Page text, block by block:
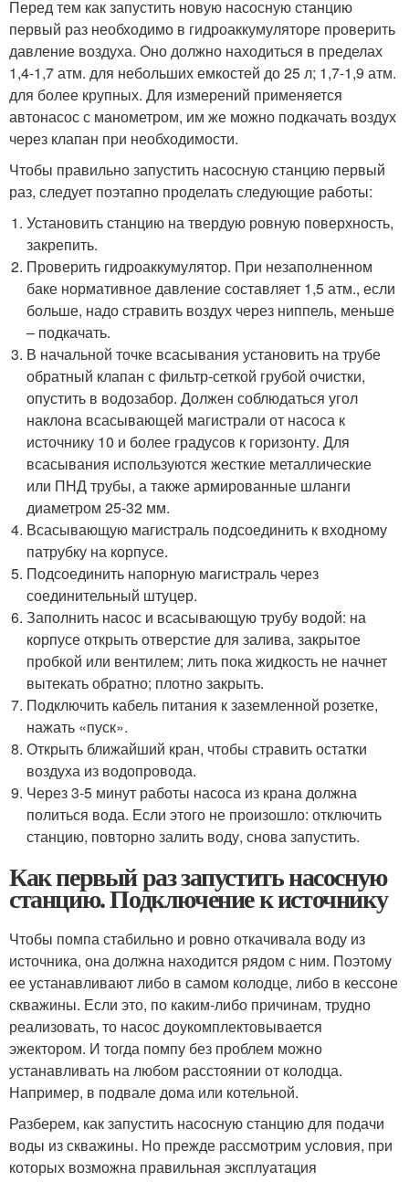
Перед тем как запустить новую насосную станцию
первый раз необходимо в гидроаккумуляторе проверить
давление воздуха. Оно должно находиться в пределах
1,4-1,7 атм. для небольших емкостей до 25 л; 1,7-1,9 атм.
для более крупных. Для измерений применяется
автонасос с манометром, им же можно подкачать воздух
через клапан при необходимости.
Чтобы правильно запустить насосную станцию первый
раз, следует поэтапно проделать следующие работы:
Установить станцию на твердую ровную поверхность,
закрепить.
Проверить гидроаккумулятор. При незаполненном
баке нормативное давление составляет 1,5 атм., если
больше, надо стравить воздух через ниппель, меньше
– подкачать.
В начальной точке всасывания установить на трубе
обратный клапан с фильтр-сеткой грубой очистки,
опустить в водозабор. Должен соблюдаться угол
наклона всасывающей магистрали от насоса к
источнику 10 и более градусов к горизонту. Для
всасывания используются жесткие металлические
или ПНД трубы, а также армированные шланги
диаметром 25-32 мм.
Всасывающую магистраль подсоединить к входному
патрубку на корпусе.
Подсоединить напорную магистраль через
соединительный штуцер.
Заполнить насос и всасывающую трубу водой: на
корпусе открыть отверстие для залива, закрытое
пробкой или вентилем; лить пока жидкость не начнет
вытекать обратно; плотно закрыть.
Подключить кабель питания к заземленной розетке,
нажать «пуск».
Открыть ближайший кран, чтобы стравить остатки
воздуха из водопровода.
Через 3-5 минут работы насоса из крана должна
политься вода. Если этого не произошло: отключить
станцию, повторно залить воду, снова запустить.
Как первый раз запустить насосную
станцию. Подключение к источнику
Чтобы помпа стабильно и ровно откачивала воду из
источника, она должна находится рядом с ним. Поэтому
ее устанавливают либо в самом колодце, либо в кессоне
скважины. Если это, по каким-либо причинам, трудно
реализовать, то насос доукомплектовывается
эжектором. И тогда помпу без проблем можно
устанавливать на любом расстоянии от колодца.
Например, в подвале дома или котельной.
Разберем, как запустить насосную станцию для подачи
воды из скважины. Но прежде рассмотрим условия, при
которых возможна правильная эксплуатация